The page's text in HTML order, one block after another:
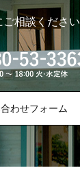
ご相談ください
わせフォーム